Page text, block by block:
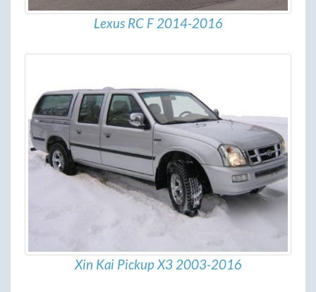
Lexus RC F 2014-2016
Xin Kai Pickup X3 2003-2016